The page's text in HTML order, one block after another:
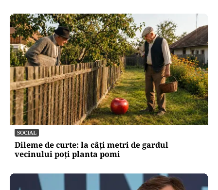
SOCIAL
Dileme de curte: la câți metri de gardul
vecinului poți planta pomi